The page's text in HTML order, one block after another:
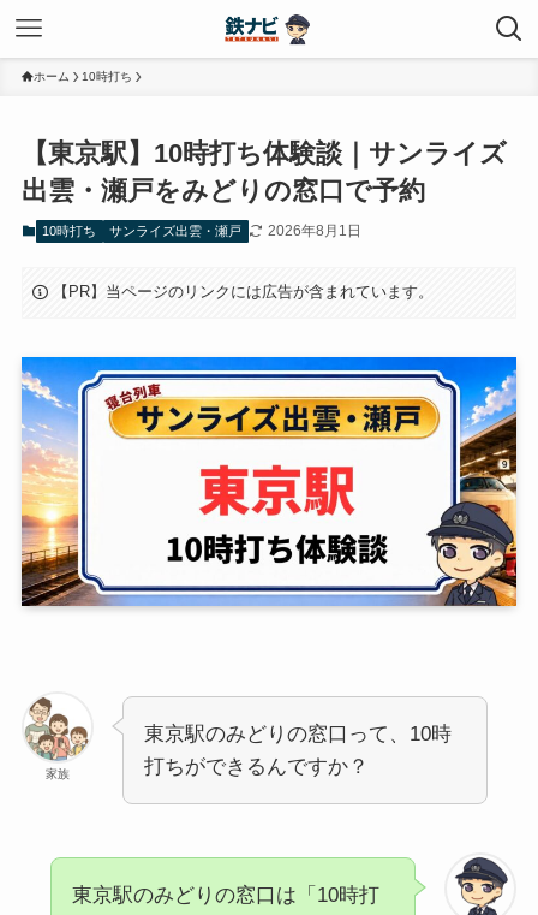
ホーム 10時打ち
【東京駅】10時打ち体験談｜サンライズ
出雲・瀬戸をみどりの窓口で予約
10時打ち サンライズ出雲・瀬戸 2026年8月1日
【PR】当ページのリンクには広告が含まれています。
家族
東京駅のみどりの窓口って、10時
打ちができるんですか？
東京駅のみどりの窓口は「10時打